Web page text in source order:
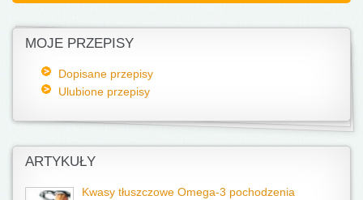
MOJE PRZEPISY
Dopisane przepisy
Ulubione przepisy
ARTYKUŁY
Kwasy tłuszczowe Omega-3 pochodzenia